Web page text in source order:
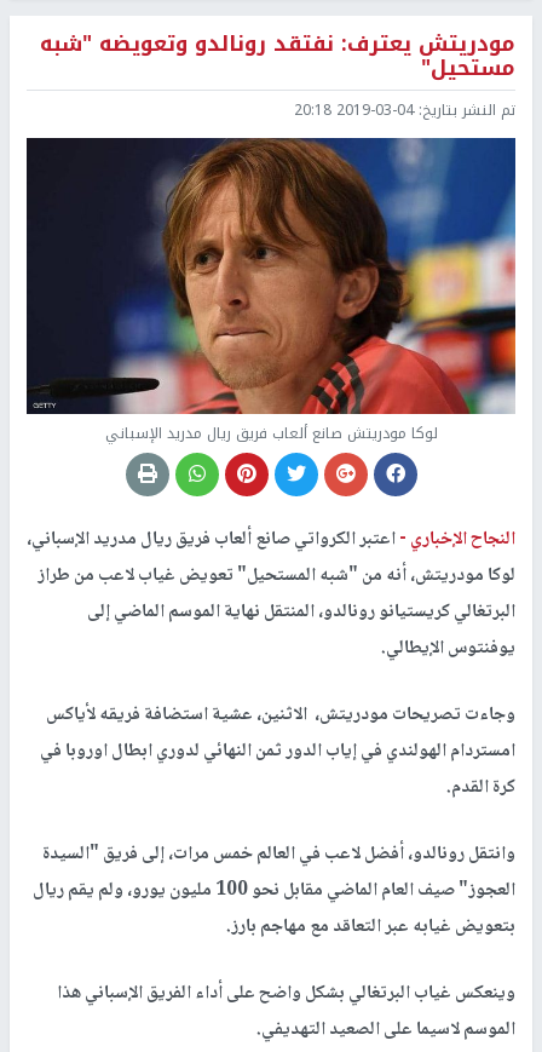
مودريتش يعترف: نفتقد رونالدو وتعويضه "شبه
مستحيل"
تم النشر بتاريخ:2019-03-04 20:18
لوكا مودريتش صانع ألعاب فريق ريال مدريد الإسباني
النجاح الإخباري -اعتبر الكرواتي صانع ألعاب فريق ريال مدريد الإسباني،
لوكا مودريتش، أنه من "شبه المستحيل" تعويض غياب لاعب من طراز
البرتغالي كريستيانو رونالدو، المنتقل نهاية الموسم الماضي إلى
يوفنتوس الإيطالي.
وجاءت تصريحات مودريتش، الاثنين، عشية استضافة فريقه لأياكس
امستردام الهولندي في إياب الدور ثمن النهائي لدوري ابطال اوروبا في
كرة القدم.
وانتقل رونالدو، أفضل لاعب في العالم خمس مرات، إلى فريق "السيدة
العجوز" صيف العام الماضي مقابل نحو 100 مليون يورو، ولم يقم ريال
بتعويض غيابه عبر التعاقد مع مهاجم بارز.
وينعكس غياب البرتغالي بشكل واضح على أداء الفريق الإسباني هذا
الموسم لاسيما على الصعيد التهديفي.